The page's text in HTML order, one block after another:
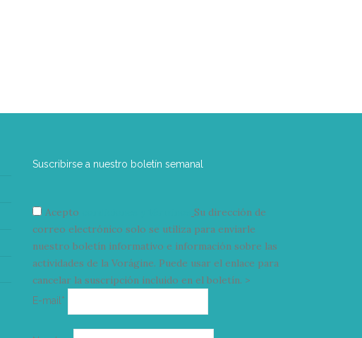
Suscribirse a nuestro boletín semanal
Acepto
Su dirección de
correo electrónico solo se utiliza para enviarle
nuestro boletín informativo e información sobre las
actividades de la Vorágine. Puede usar el enlace para
cancelar la suscripción incluido en el boletín. >
E-mail*
electrónico